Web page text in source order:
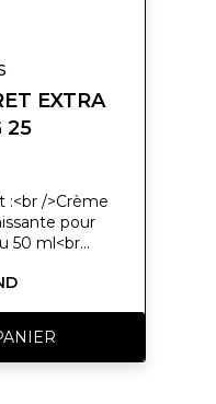
EXTRA
25
:<br />Crème
pour
50 ml<br
15 ml<br
0,9 ml<br
p>